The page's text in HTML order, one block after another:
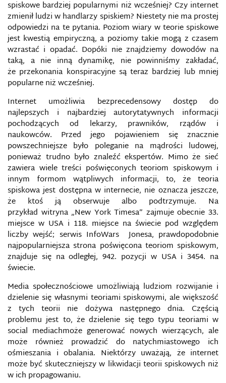
spiskowe bardziej popularnymi niż wcześniej? Czy internet
zmienił ludzi w handlarzy spiskiem? Niestety nie ma prostej
odpowiedzi na te pytania. Poziom wiary w teorie spiskowe
jest kwestią empiryczną, a poziomy takie mogą z czasem
wzrastać i opadać. Dopóki nie znajdziemy dowodów na
taką, a nie inną dynamikę, nie powinniśmy zakładać,
że przekonania konspiracyjne są teraz bardziej lub mniej
popularne niż wcześniej.
Internet umożliwia bezprecedensowy dostęp do
najlepszych i najbardziej autorytatywnych informacji
pochodzących od lekarzy, prawników, rządów i
naukowców. Przed jego pojawieniem się znacznie
powszechniejsze było poleganie na mądrości ludowej,
ponieważ trudno było znaleźć ekspertów. Mimo że sieć
zawiera wiele treści poświęconych teoriom spiskowym i
innym formom wątpliwych informacji, to, że teoria
spiskowa jest dostępna w internecie, nie oznacza jeszcze,
że ​​ktoś ją obserwuje albo podtrzymuje. Na
przykład witryna „New York Timesa” zajmuje obecnie 33.
miejsce w USA i 118. miejsce na świecie pod względem
liczby wejść; serwis InfoWars Jonesa, prawdopodobnie
najpopularniejsza strona poświęcona teoriom spiskowym,
znajduje się na odległej, 942. pozycji w USA i 3454. na
świecie.
Media społecznościowe umożliwiają ludziom rozwijanie i
dzielenie się własnymi teoriami spiskowymi, ale większość
z tych teorii nie dożywa następnego dnia. Częścią
problemu jest to, że dzielenie się tego typu teoriami w
social mediachmoże generować nowych wierzących, ale
może również prowadzić do natychmiastowego ich
ośmieszania i obalania. Niektórzy uważają, że internet
może być skuteczniejszy w likwidacji teorii spiskowych niż
w ich propagowaniu.